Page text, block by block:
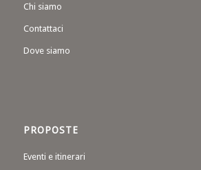
Chi siamo
Contattaci
Dove siamo
PROPOSTE
Eventi e itinerari